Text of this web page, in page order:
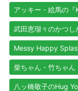
アッキー・絵馬の『
武田恵瑠々のかつ
Messy Happy
柴ちゃん・竹ちゃん
八ッ橋敬子のHug